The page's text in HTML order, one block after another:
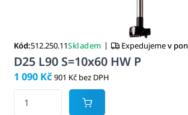
Kód:512.250.11Skladem | Expedujemev
D25 L90 S=10x60 HW P
1 090 Kč 901 Kč bez DPH